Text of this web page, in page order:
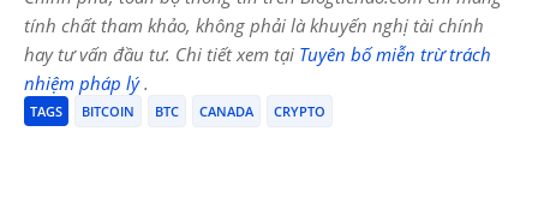
tính chất tham khảo, không phải là khuyến nghị tài chính
hay tư vấn đầu tư. Chi tiết xem tại Tuyên bố miễn trừ trách
nhiệm pháp lý.
TAGS BITCOIN BTC CANADA CRYPTO